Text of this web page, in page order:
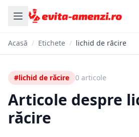
Acasă / Etichete / lichid de răcire
#lichid de răcire 0 articole
Articole despre
răcire